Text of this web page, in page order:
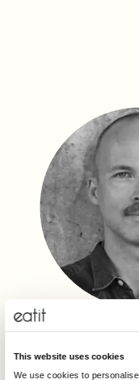
This website uses cookies
We use cookies to
Dr.